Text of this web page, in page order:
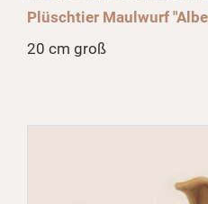
Plüschtier Maulwurf
20 cm groß